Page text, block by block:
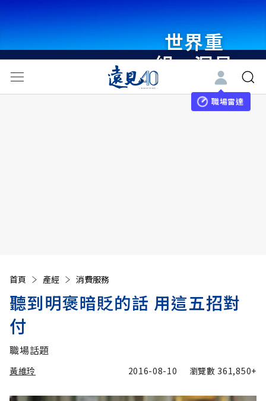
世界重
組・洞見
未來 與
世界領袖
職場雷達
首頁 產經 消費服務
聽到明褒暗貶的話 用這五招對
付
職場話題
黃維玲 2016-08-10 瀏覽數 361,850+